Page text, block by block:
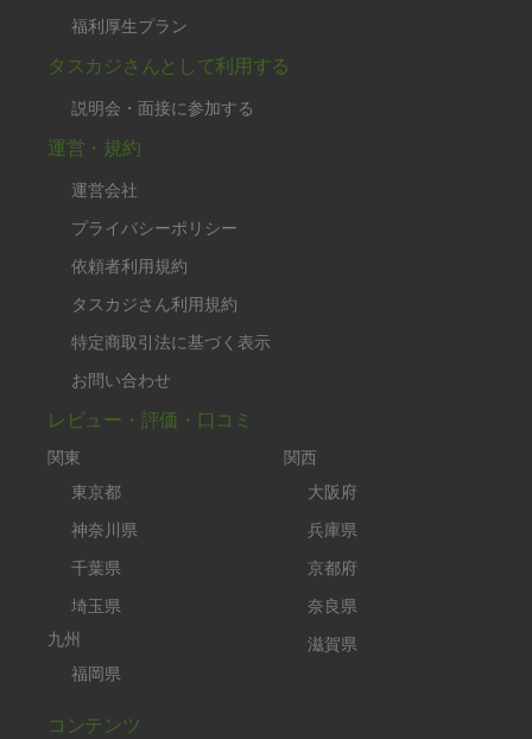
福利厚生プラン
タスカジさんとして利用する
説明会・面接に参加する
運営・規約
運営会社
プライバシーポリシー
依頼者利用規約
タスカジさん利用規約
特定商取引法に基づく表示
お問い合わせ
レビュー・評価・口コミ
関東
東京都
神奈川県
千葉県
埼玉県
九州
福岡県
関西
大阪府
兵庫県
京都府
奈良県
滋賀県
コンテンツ